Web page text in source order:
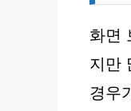
화면
지만
경우